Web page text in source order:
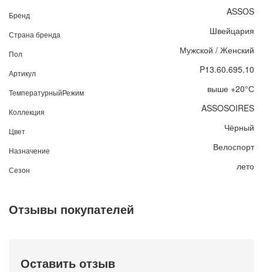
Бренд ASSOS
Страна бренда Швейцария
Пол Мужской / Женский
Артикул P13.60.695.10
ТемпературныйРежим выше +20°С
Коллекция ASSOSOIRES
Цвет Чёрный
Назначение Велоспорт
Сезон лето
Отзывы покупателей
Оставить отзыв